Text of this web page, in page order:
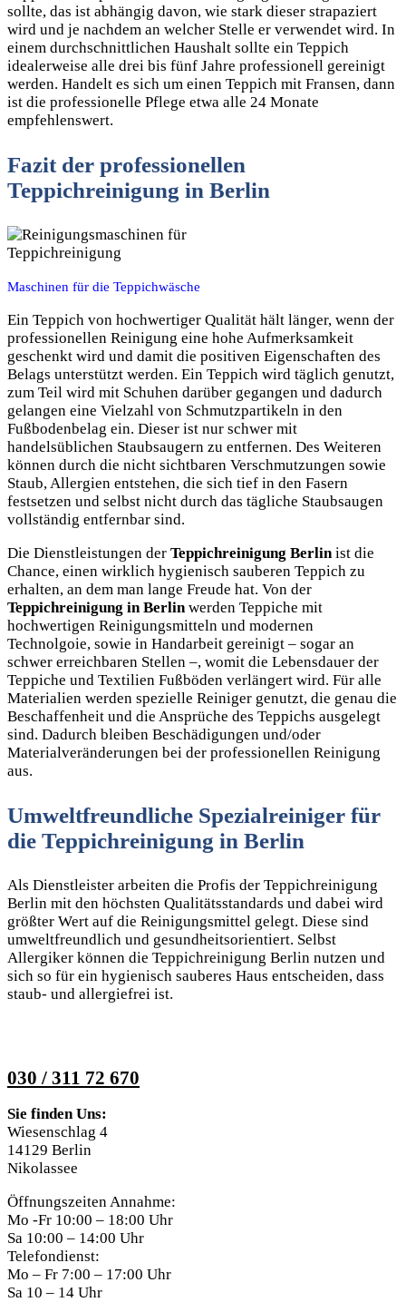
sollte, das ist abhängig davon, wie stark dieser strapaziert
wird und je nachdem an welcher Stelle er verwendet wird. In
einem durchschnittlichen Haushalt sollte ein Teppich
idealerweise alle drei bis fünf Jahre professionell gereinigt
werden. Handelt es sich um einen Teppich mit Fransen, dann
ist die professionelle Pflege etwa alle 24 Monate
empfehlenswert.
Fazit der professionellen
Teppichreinigung in Berlin
Maschinen für die Teppichwäsche
Ein Teppich von hochwertiger Qualität hält länger, wenn der
professionellen Reinigung eine hohe Aufmerksamkeit
geschenkt wird und damit die positiven Eigenschaften des
Belags unterstützt werden. Ein Teppich wird täglich genutzt,
zum Teil wird mit Schuhen darüber gegangen und dadurch
gelangen eine Vielzahl von Schmutzpartikeln in den
Fußbodenbelag ein. Dieser ist nur schwer mit
handelsüblichen Staubsaugern zu entfernen. Des Weiteren
können durch die nicht sichtbaren Verschmutzungen sowie
Staub, Allergien entstehen, die sich tief in den Fasern
festsetzen und selbst nicht durch das tägliche Staubsaugen
vollständig entfernbar sind.
Die Dienstleistungen der Teppichreinigung Berlinist die
Chance, einen wirklich hygienisch sauberen Teppich zu
erhalten, an dem man lange Freude hat. Von der
Teppichreinigung in Berlinwerden Teppiche mit
hochwertigen Reinigungsmitteln und modernen
Technolgoie, sowie in Handarbeit gereinigt – sogar an
schwer erreichbaren Stellen –, womit die Lebensdauer der
Teppiche und Textilien Fußböden verlängert wird. Für alle
Materialien werden spezielle Reiniger genutzt, die genau die
Beschaffenheit und die Ansprüche des Teppichs ausgelegt
sind. Dadurch bleiben Beschädigungen und/oder
Materialveränderungen bei der professionellen Reinigung
aus.
Umweltfreundliche Spezialreiniger für
die Teppichreinigung in Berlin
Als Dienstleister arbeiten die Profis der Teppichreinigung
Berlin mit den höchsten Qualitätsstandards und dabei wird
größter Wert auf die Reinigungsmittel gelegt. Diese sind
umweltfreundlich und gesundheitsorientiert. Selbst
Allergiker können die Teppichreinigung Berlin nutzen und
sich so für ein hygienisch sauberes Haus entscheiden, dass
staub- und allergiefrei ist.
030 / 311 72 670
Sie finden Uns:
Wiesenschlag 4
14129 Berlin
Nikolassee
Öffnungszeiten Annahme:
Mo -Fr 10:00 – 18:00 Uhr
Sa 10:00 – 14:00 Uhr
Telefondienst:
Mo – Fr 7:00 – 17:00 Uhr
Sa 10 – 14 Uhr